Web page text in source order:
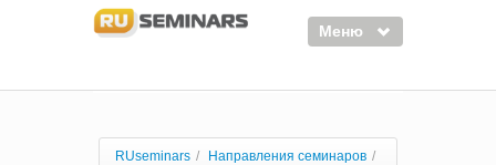
Меню
Курсы
RUseminars / Направления семинаров /